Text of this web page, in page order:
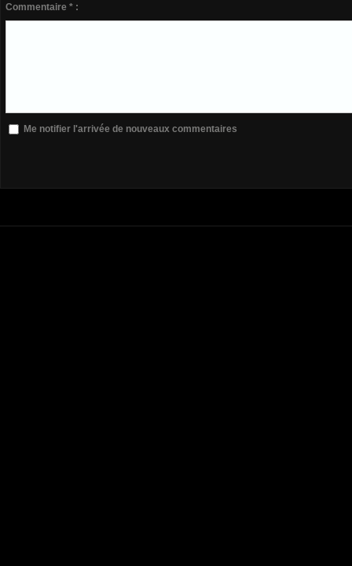
Commentaire * :
Me notifier l'arrivée de nouveaux commentaires